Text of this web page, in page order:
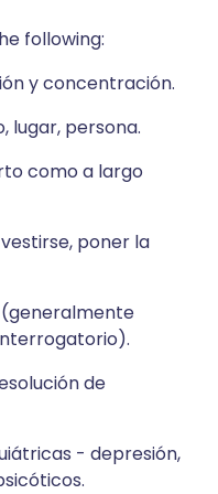
following:
y concentración.
lugar, persona.
como a largo
poner la
(generalmente
de
- depresión,